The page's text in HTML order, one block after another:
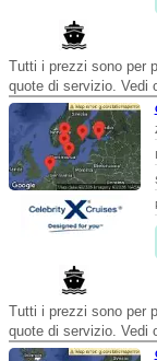
Tutti i prezzi sono per
quote di servizio. Vedi
Tutti i prezzi sono per
quote di servizio. Vedi